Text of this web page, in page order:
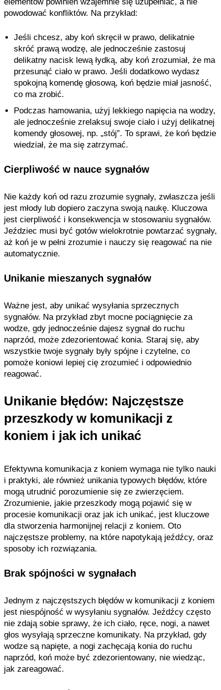
powodować konfliktów. Na przykład:
Jeśli chcesz, aby koń skręcił w prawo, delikatnie
skróć prawą wodzę, ale jednocześnie zastosuj
delikatny nacisk lewą łydką, aby koń zrozumiał, że ma
przesunąć ciało w prawo. Jeśli dodatkowo wydasz
spokojną komendę głosową, koń będzie miał jasność,
co ma zrobić.
Podczas hamowania, użyj lekkiego napięcia na wodzy,
ale jednocześnie zrelaksuj swoje ciało i użyj delikatnej
komendy głosowej, np. „stój”. To sprawi, że koń będzie
wiedział, że ma się zatrzymać.
Cierpliwość w nauce sygnałów
Nie każdy koń od razu zrozumie sygnały, zwłaszcza jeśli
jest młody lub dopiero zaczyna swoją naukę. Kluczowa
jest cierpliwość i konsekwencja w stosowaniu sygnałów.
Jeździec musi być gotów wielokrotnie powtarzać sygnały,
aż koń je w pełni zrozumie i nauczy się reagować na nie
automatycznie.
Unikanie mieszanych sygnałów
Ważne jest, aby unikać wysyłania sprzecznych
sygnałów. Na przykład zbyt mocne pociągnięcie za
wodze, gdy jednocześnie dajesz sygnał do ruchu
naprzód, może zdezorientować konia. Staraj się, aby
wszystkie twoje sygnały były spójne i czytelne, co
pomoże koniowi lepiej cię zrozumieć i odpowiednio
reagować.
Unikanie błędów: Najczęstsze
przeszkody w komunikacji z
koniem i jak ich unikać
Efektywna komunikacja z koniem wymaga nie tylko nauki
i praktyki, ale również unikania typowych błędów, które
mogą utrudnić porozumienie się ze zwierzęciem.
Zrozumienie, jakie przeszkody mogą pojawić się w
procesie komunikacji oraz jak ich unikać, jest kluczowe
dla stworzenia harmonijnej relacji z koniem. Oto
najczęstsze problemy, na które napotykają jeźdźcy, oraz
sposoby ich rozwiązania.
Brak spójności w sygnałach
Jednym z najczęstszych błędów w komunikacji z koniem
jest niespójność w wysyłaniu sygnałów. Jeźdźcy często
nie zdają sobie sprawy, że ich ciało, ręce, nogi, a nawet
głos wysyłają sprzeczne komunikaty. Na przykład, gdy
wodze są napięte, a nogi zachęcają konia do ruchu
naprzód, koń może być zdezorientowany, nie wiedząc,
jak zareagować.